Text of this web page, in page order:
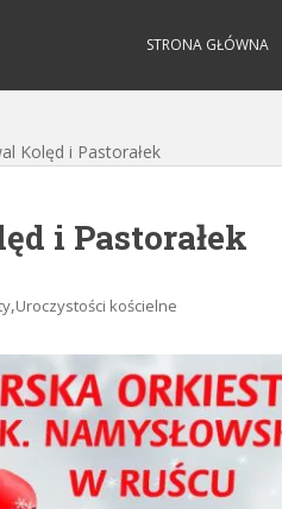
STRONA GŁÓWNA
Kolęd i Pastorałek
i Pastorałek
,Uroczystości kościelne